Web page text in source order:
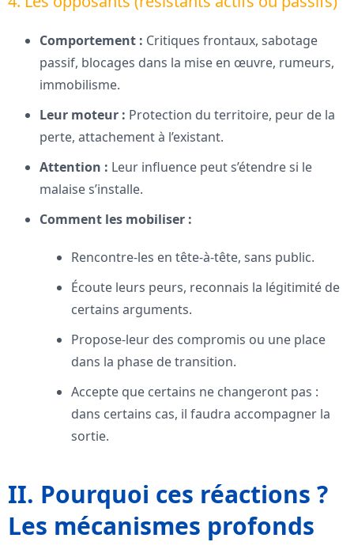
Comportement : Critiques frontaux, sabotage
passif, blocages dans la mise en œuvre, rumeurs,
immobilisme.
Leur moteur : Protection du territoire, peur de la
perte, attachement à l’existant.
Attention : Leur influence peut s’étendre si le
malaise s’installe.
Comment les mobiliser :
Rencontre-les en tête-à-tête, sans public.
Écoute leurs peurs, reconnais la légitimité de
certains arguments.
Propose-leur des compromis ou une place
dans la phase de transition.
Accepte que certains ne changeront pas :
dans certains cas, il faudra accompagner la
sortie.
II. Pourquoi ces réactions ?
Les mécanismes profonds